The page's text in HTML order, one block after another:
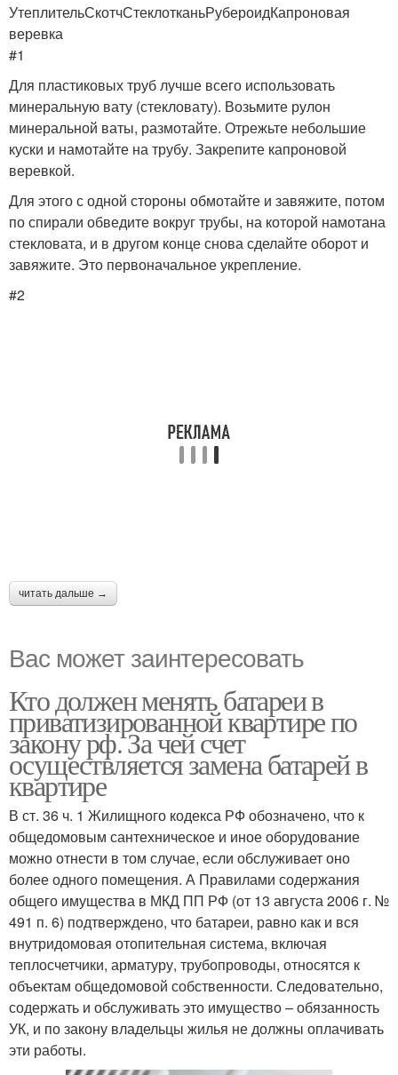
УтеплительСкотчСтеклотканьРубероидКапроновая
веревка
#1
Для пластиковых труб лучше всего использовать
минеральную вату (стекловату). Возьмите рулон
минеральной ваты, размотайте. Отрежьте небольшие
куски и намотайте на трубу. Закрепите капроновой
веревкой.
Для этого с одной стороны обмотайте и завяжите, потом
по спирали обведите вокруг трубы, на которой намотана
стекловата, и в другом конце снова сделайте оборот и
завяжите. Это первоначальное укрепление.
#2
читать дальше →
Вас может заинтересовать
Кто должен менять батареи в
приватизированной квартире по
закону рф. За чей счет
осуществляется замена батарей в
квартире
В ст. 36 ч. 1 Жилищного кодекса РФ обозначено, что к
общедомовым сантехническое и иное оборудование
можно отнести в том случае, если обслуживает оно
более одного помещения. А Правилами содержания
общего имущества в МКД ПП РФ (от 13 августа 2006 г. №
491 п. 6) подтверждено, что батареи, равно как и вся
внутридомовая отопительная система, включая
теплосчетчики, арматуру, трубопроводы, относятся к
объектам общедомовой собственности. Следовательно,
содержать и обслуживать это имущество – обязанность
УК, и по закону владельцы жилья не должны оплачивать
эти работы.